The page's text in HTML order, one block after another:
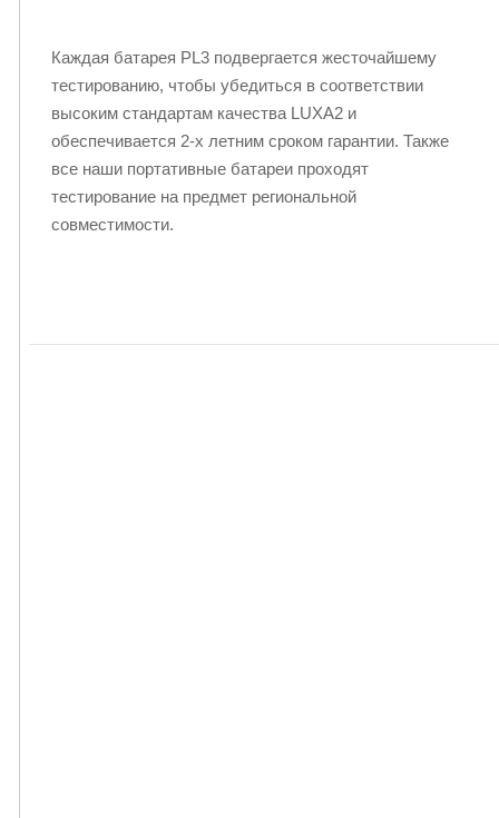
Каждая батарея PL3 подвергается жесточайшему
тестированию, чтобы убедиться в соответствии
высоким стандартам качества LUXA2 и
обеспечивается 2-х летним сроком гарантии. Также
все наши портативные батареи проходят
тестирование на предмет региональной
совместимости.